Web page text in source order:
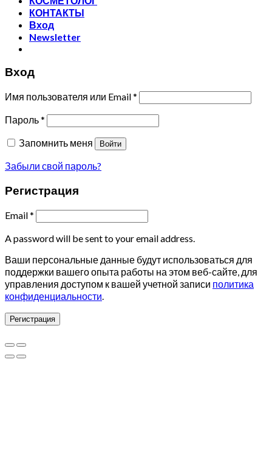
КОНТАКТЫ
Вход
Newsletter
Вход
Имя пользователя или Email*
Пароль*
Запомнить меня
Войти
Забыли свой пароль?
Регистрация
Email*
A password will be sent to your email address.
Ваши персональные данные будут использоваться для
поддержки вашего опыта работы на этом веб-сайте, для
управления доступом к вашей учетной записи политика
конфиденциальности
Регистрация